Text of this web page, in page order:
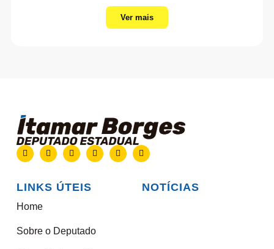
Ver mais
LINKS ÚTEIS
Home
Sobre o Deputado
NOTÍCIAS